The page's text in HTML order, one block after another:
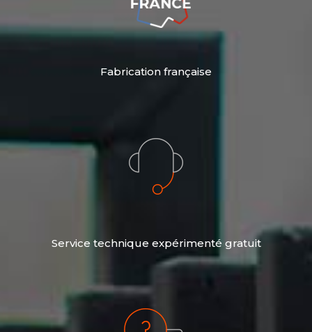
Fabrication française
Service technique expérimenté gratuit